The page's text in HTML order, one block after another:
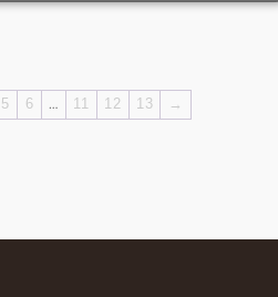
5 6 … 11 12 13 →